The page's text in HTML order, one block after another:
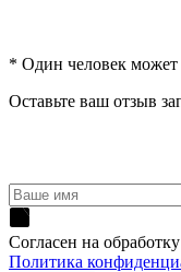
* Один человек может
Оставьте ваш отзыв
Согласен на
Политика